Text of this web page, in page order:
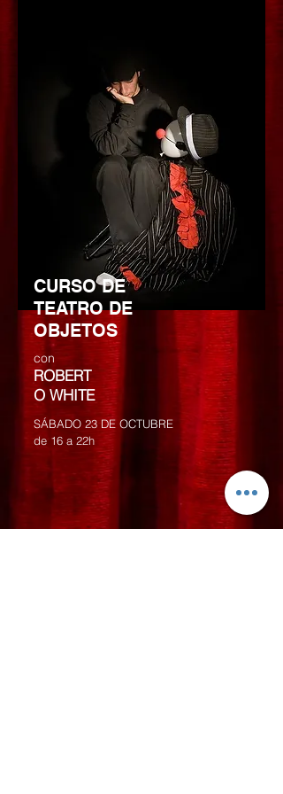
CURSO DE
TEATRO DE
OBJETOS
con
ROBERT
O WHITE
SÁBADO 23 DE OCTUBRE
de 16 a 22h